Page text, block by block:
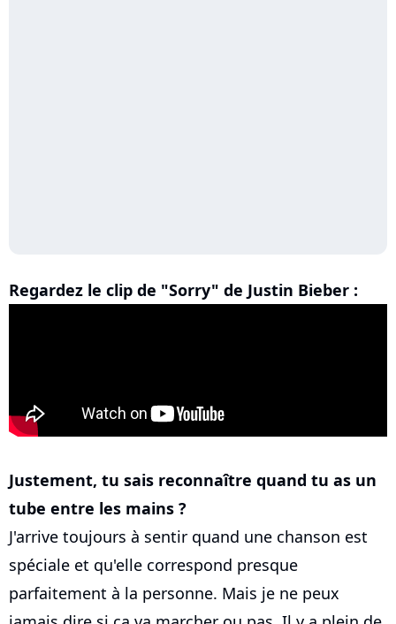
Regardez le clip de "Sorry" de Justin Bieber :
Justement, tu sais reconnaître quand tu as un
tube entre les mains ?
J'arrive toujours à sentir quand une chanson est
spéciale et qu'elle correspond presque
parfaitement à la personne. Mais je ne peux